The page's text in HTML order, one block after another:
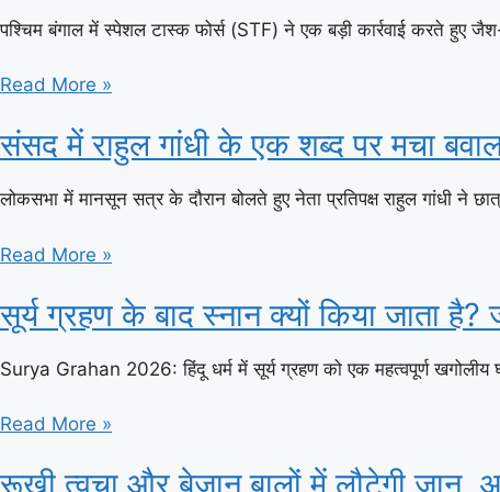
पश्चिम बंगाल में स्पेशल टास्क फोर्स (STF) ने एक बड़ी कार्रवाई करते हुए
Read More »
संसद में राहुल गांधी के एक शब्द पर मचा
लोकसभा में मानसून सत्र के दौरान बोलते हुए नेता प्रतिपक्ष राहुल गांधी ने
Read More »
सूर्य ग्रहण के बाद स्नान क्यों किया जाता
Surya Grahan 2026: हिंदू धर्म में सूर्य ग्रहण को एक महत्वपूर्ण खगोलीय
Read More »
रूखी त्वचा और बेजान बालों में लौटेगी जान,